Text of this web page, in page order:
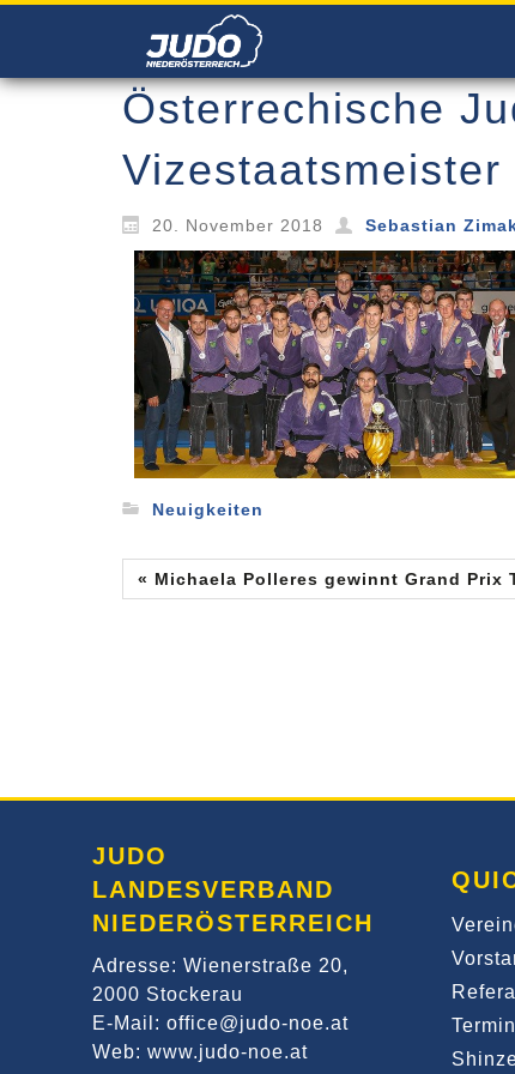
Österrechische
Vizestaatsmeister
20. November 2018
Sebastian
Neuigkeiten
« Michaela Polleres gewinnt Grand Prix
JUDO
LANDESVERBAND
NIEDERÖSTERREICH
Adresse: Wienerstraße 20,
2000 Stockerau
E-Mail: office@judo-noe.at
Web: www.judo-noe.at